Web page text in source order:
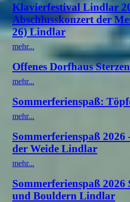
Klavierfestival Lindlar
Abschlusskonzert der
26) Lindlar
mehr...
Offenes Dorfhaus
mehr...
Sommerferienspaß:
mehr...
Sommerferienspaß 2026
der Weide Lindlar
mehr...
Sommerferienspaß
und Bouldern Lindlar